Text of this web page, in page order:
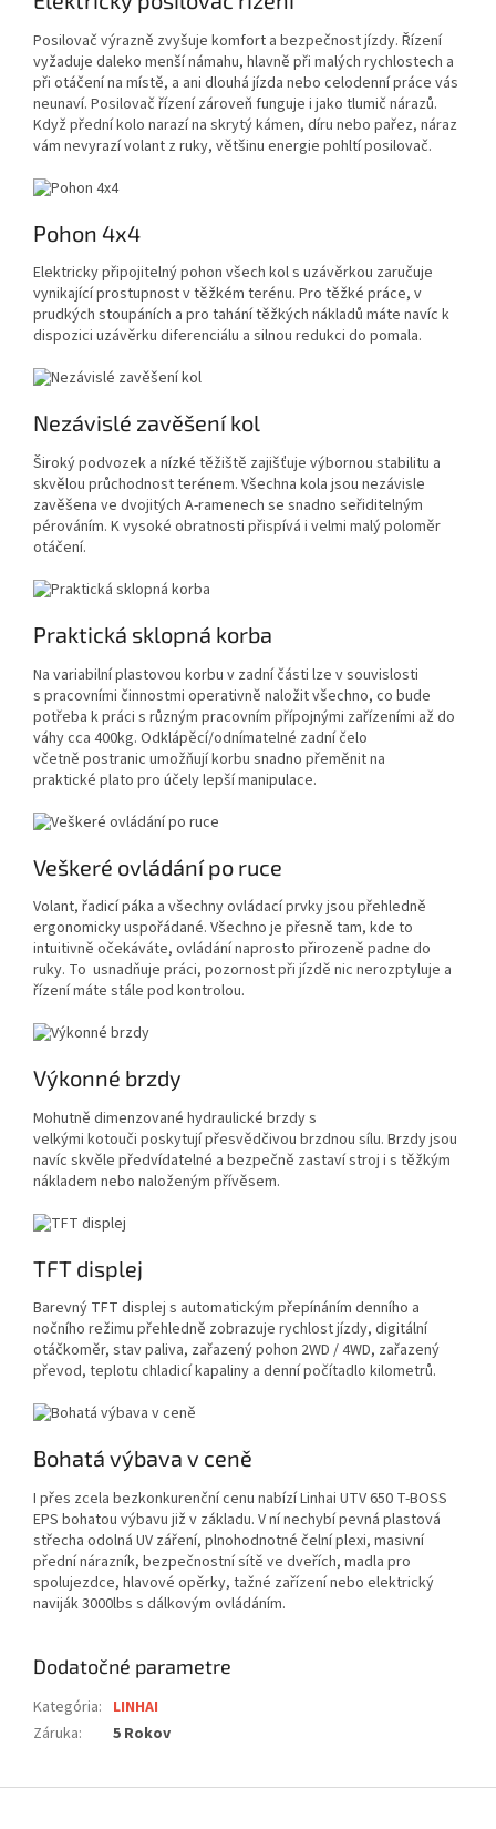
Posilovač výrazně zvyšuje komfort a bezpečnost jízdy. Řízení
vyžaduje daleko menší námahu, hlavně při malých rychlostech a
při otáčení na místě, a ani dlouhá jízda nebo celodenní práce vás
neunaví. Posilovač řízení zároveň funguje i jako tlumič nárazů.
Když přední kolo narazí na skrytý kámen, díru nebo pařez, náraz
vám nevyrazí volant z ruky, většinu energie pohltí posilovač.
Pohon 4x4
Elektricky připojitelný pohon všech kol s uzávěrkou zaručuje
vynikající prostupnost v těžkém terénu. Pro těžké práce, v
prudkých stoupáních a pro tahání těžkých nákladů máte navíc k
dispozici uzávěrku diferenciálu a silnou redukci do pomala.
Nezávislé zavěšení kol
Široký podvozek a nízké těžiště zajišťuje výbornou stabilitu a
skvělou průchodnost terénem. Všechna kola jsou nezávisle
zavěšena ve dvojitých A-ramenech se snadno seřiditelným
pérováním. K vysoké obratnosti přispívá i velmi malý poloměr
otáčení.
Praktická sklopná korba
Na variabilní plastovou korbu v zadní části lze v souvislosti
s pracovními činnostmi operativně naložit všechno, co bude
potřeba k práci s různým pracovním přípojnými zařízeními až do
váhy cca 400kg. Odklápěcí/odnímatelné zadní čelo
včetně postranic umožňují korbu snadno přeměnit na
praktické plato pro účely lepší manipulace.
Veškeré ovládání po ruce
Volant, řadicí páka a všechny ovládací prvky jsou přehledně
ergonomicky uspořádané. Všechno je přesně tam, kde to
intuitivně očekáváte, ovládání naprosto přirozeně padne do
ruky. To usnadňuje práci, pozornost při jízdě nic nerozptyluje a
řízení máte stále pod kontrolou.
Výkonné brzdy
Mohutně dimenzované hydraulické brzdy s
velkými kotouči poskytujípřesvědčivou brzdnou sílu. Brzdy jsou
navíc skvěle předvídatelné a bezpečně zastaví stroj i s těžkým
nákladem nebo naloženým přívěsem.
TFT displej
Barevný TFT displej s automatickým přepínáním denního a
nočního režimu přehledně zobrazuje rychlost jízdy, digitální
otáčkoměr, stav paliva, zařazený pohon 2WD / 4WD, zařazený
převod, teplotu chladicí kapaliny a denní počítadlo kilometrů.
Bohatá výbava v ceně
I přes zcela bezkonkurenční cenu nabízí Linhai UTV 650 T-BOSS
EPS bohatou výbavu již v základu. V ní nechybí pevná plastová
střecha odolná UV záření, plnohodnotné čelní plexi, masivní
přední nárazník, bezpečnostní sítě ve dveřích, madla pro
spolujezdce, hlavové opěrky, tažné zařízení nebo elektrický
naviják 3000lbs s dálkovým ovládáním.
Dodatočné parametre
Kategória: LINHAI
Záruka: 5 Rokov